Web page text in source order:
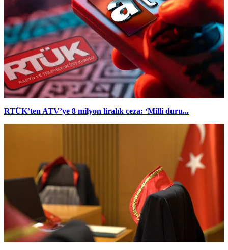
RTÜK’ten ATV’ye 8 milyon liralık ceza: ‘Milli duru...